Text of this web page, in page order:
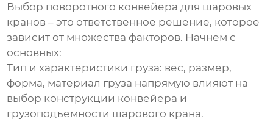
Выбор поворотного конвейера для шаровых
кранов – это ответственное решение, которое
зависит от множества факторов. Начнем с
основных:
Тип и характеристики груза: вес, размер,
форма, материал груза напрямую влияют на
выбор конструкции конвейера и
грузоподъемности шарового крана.